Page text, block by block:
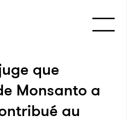
que
Monsanto a
au